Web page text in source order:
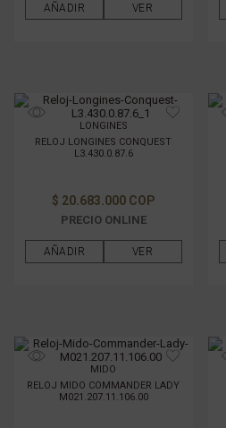
AÑADIR VER
LONGINES
RELOJ LONGINES CONQUEST
L3.430.0.87.6
$ 20.683.000 COP
PRECIO ONLINE
AÑADIR VER
MIDO
RELOJ MIDO COMMANDER LADY
M021.207.11.106.00